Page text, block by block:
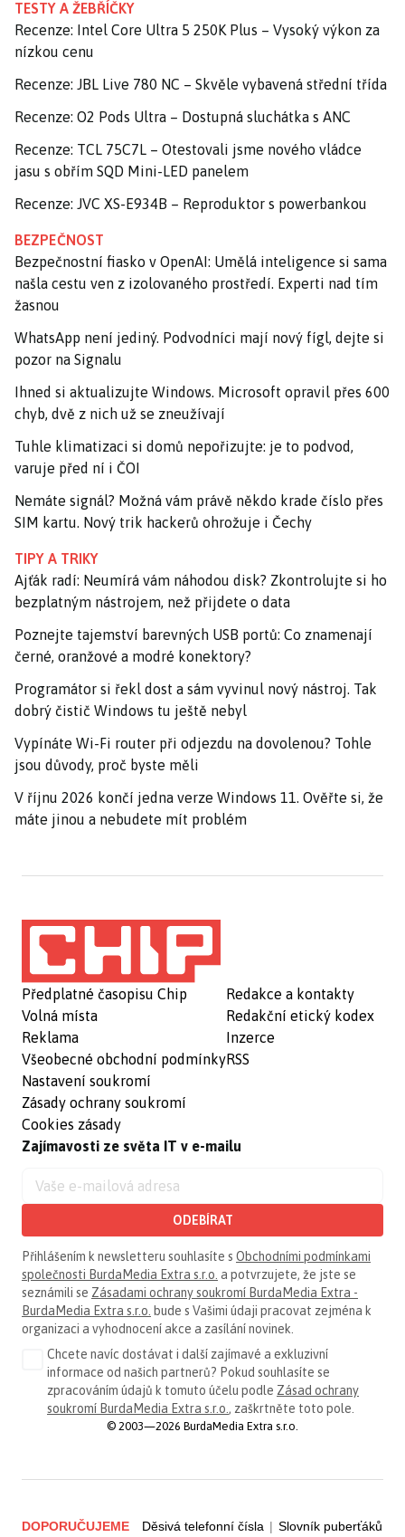
TESTY A ŽEBŘÍČKY
Recenze: Intel Core Ultra 5 250K Plus – Vysoký výkon za
nízkou cenu
Recenze: JBL Live 780 NC – Skvěle vybavená střední třída
Recenze: O2 Pods Ultra – Dostupná sluchátka s ANC
Recenze: TCL 75C7L – Otestovali jsme nového vládce
jasu s obřím SQD Mini-LED panelem
Recenze: JVC XS-E934B – Reproduktor s powerbankou
BEZPEČNOST
Bezpečnostní fiasko v OpenAI: Umělá inteligence si sama
našla cestu ven z izolovaného prostředí. Experti nad tím
žasnou
WhatsApp není jediný. Podvodníci mají nový fígl, dejte si
pozor na Signalu
Ihned si aktualizujte Windows. Microsoft opravil přes 600
chyb, dvě z nich už se zneužívají
Tuhle klimatizaci si domů nepořizujte: je to podvod,
varuje před ní i ČOI
Nemáte signál? Možná vám právě někdo krade číslo přes
SIM kartu. Nový trik hackerů ohrožuje i Čechy
TIPY A TRIKY
Ajťák radí: Neumírá vám náhodou disk? Zkontrolujte si ho
bezplatným nástrojem, než přijdete o data
Poznejte tajemství barevných USB portů: Co znamenají
černé, oranžové a modré konektory?
Programátor si řekl dost a sám vyvinul nový nástroj. Tak
dobrý čistič Windows tu ještě nebyl
Vypínáte Wi-Fi router při odjezdu na dovolenou? Tohle
jsou důvody, proč byste měli
V říjnu 2026 končí jedna verze Windows 11. Ověřte si, že
máte jinou a nebudete mít problém
Předplatné časopisu Chip
Volná místa
Reklama
Všeobecné obchodní podmínky
Nastavení soukromí
Zásady ochrany soukromí
Cookies zásady
Redakce a kontakty
Redakční etický kodex
Inzerce
RSS
Zajímavosti ze světa IT v e-mailu
ODEBÍRAT
Přihlášením k newsletteru souhlasíte s Obchodními podmínkami
společnosti BurdaMedia Extra s.r.o. a potvrzujete, že jste se
seznámili se Zásadami ochrany soukromí BurdaMedia Extra -
BurdaMedia Extra s.r.o. bude s Vašimi údaji pracovat zejména k
organizaci a vyhodnocení akce a zasílání novinek.
Chcete navíc dostávat i další zajímavé a exkluzivní
informace od našich partnerů? Pokud souhlasíte se
zpracováním údajů k tomuto účelu podle Zásad ochrany
soukromí BurdaMedia Extra s.r.o., zaškrtněte toto pole.
© 2003—2026 BurdaMedia Extra s.r.o.
DOPORUČUJEME Děsivá telefonní čísla | Slovník puberťáků